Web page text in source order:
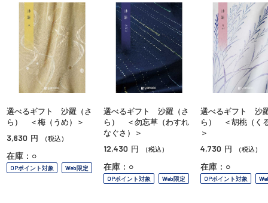
選べるギフト 沙羅（さ
ら） ＜梅（うめ）＞
3,630 円 （税込）
在庫：○
OPポイント対象 Web限定
選べるギフト 沙羅（さ
ら） ＜勿忘草（わすれ
なぐさ）＞
12,430 円 （税込）
在庫：○
OPポイント対象 Web限定
選べるギフト 沙
ら） ＜胡桃（く
＞
4,730 円 （税込）
在庫：○
OPポイント対象